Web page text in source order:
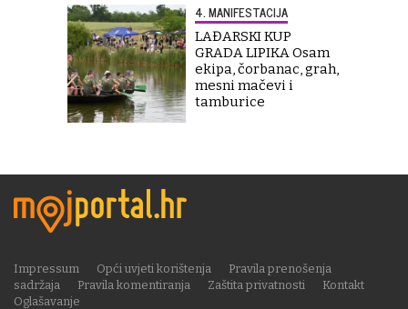
4. MANIFESTACIJA
LAĐARSKI KUP
GRADA LIPIKA Osam
ekipa, čorbanac, grah,
mesni mačevi i
tamburice
Impressum Opći uvjeti korištenja
Pravila prenošenja
sadržaja
Pravila komentiranja Zaštita privatnosti
Kontakt
Oglašavanje